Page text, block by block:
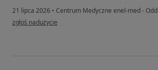
21 lipca 2026 • Centrum Medyczne enel-med -
w opinii użytkownika Yaroslav
zgłoś nadużycie